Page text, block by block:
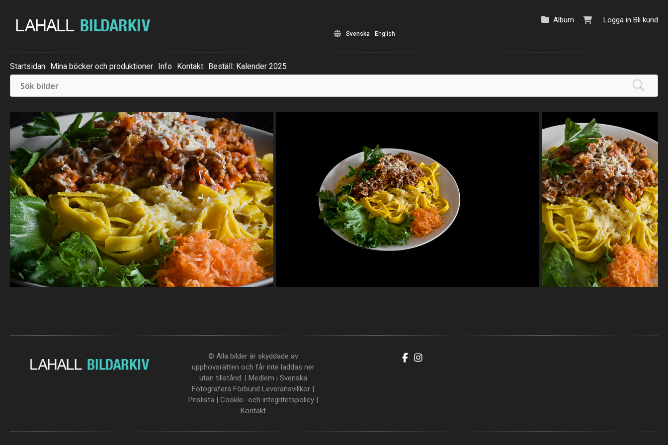
Logga in Bli kund
Album
Svenska English
Startsidan Mina böcker och produktioner Info Kontakt Beställ: Kalender 2025
© Alla bilder är skyddade av
upphovsrätten och får inte laddas ner
utan tillstånd. | Medlem i Svenska
Fotografers Förbund Leveransvillkor |
Prislista| Cookle- och integritetspolicy|
Kontakt